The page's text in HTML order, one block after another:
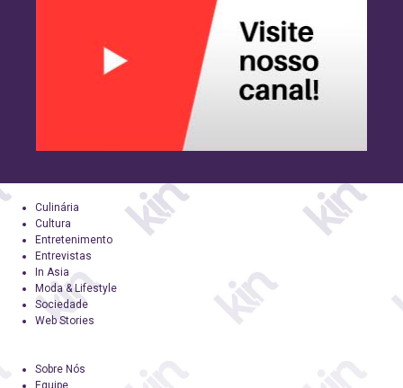
Culinária
Cultura
Entretenimento
Entrevistas
In Asia
Moda & Lifestyle
Sociedade
Web Stories
Sobre Nós
Equipe